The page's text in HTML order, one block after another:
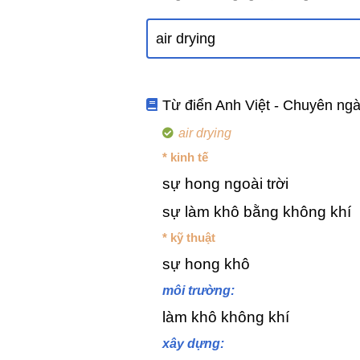
Từ điển Anh Việt - Chuyên
air drying
* kinh tế
sự hong ngoài trời
sự làm khô bằng không khí
* kỹ thuật
sự hong khô
môi trường:
làm khô không khí
xây dựng: